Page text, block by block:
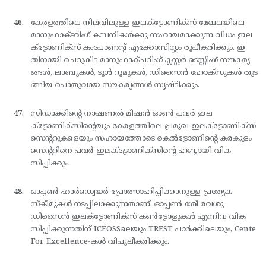
കേരളത്തിലെ നിലവിലുള്ള ഇലക്ട്രോണിക്സ് മേഖലയിലെ
മാനുഫാക്ടറിംഗ് കമ്പനികള്‍ക്കു സഹായമാക്കുന്ന വിധം ഇല
ക്ട്രോണിക്സ് കംപോണന്റ് എക്കോസിസ്റ്റം രൂപീകരിക്കും. ഇ
തിനായി ചെറുകിട മാനുഫാക്ചറിംഗ് ക്ലസ്റ്റര്‍ ടെസ്റ്റിംഗ് സൗകര്യ
ങ്ങള്‍, ലാബുകള്‍, ടൂള്‍ റൂമുകള്‍, ഡിസൈന്‍ ഹോക്സുകള്‍ തുട
ങ്ങിയ പൊതുവായ സൗകര്യങ്ങള്‍ സൃഷ്ടിക്കും.
സിഡാക്കിന്റെ നാഷണല്‍ മിഷന്‍ ഓണ്‍ പവര്‍ ഇല
ക്ട്രോണിക്സിന്റെയും കേരളത്തിലെ പ്രമുഖ ഇലക്ട്രോണിക്സ്
സെന്ററുകളെയും സഹായത്തോടെ കെല്‍ട്രോണിന്റെ കരകുളം
സെന്ററിനെ പവര്‍ ഇലക്ട്രോണിക്സിന്റെ ഹബ്ബായി വിക
സിപ്പിക്കും.
ഓപ്പണ്‍ ഹാര്‍ഡ്വെയര്‍ പ്രോത്സാഹിപ്പിക്കാനുള്ള പ്രത്യേക
സ്കീമുകള്‍ നടപ്പിലാക്കുന്നതാണ്. ഓപ്പണ്‍ ശീേ രവശു
ഡിസൈന്‍ ഇലക്ട്രോണിക്സ് കണ്‍ട്രോളുകള്‍ എന്നിവ വിക
സിപ്പിക്കുന്നതിന് ICFOSSലെയും TREST പാര്‍ക്കിലെയും, Cente
For Excellence-കള്‍ വിപുലീകരിക്കും.